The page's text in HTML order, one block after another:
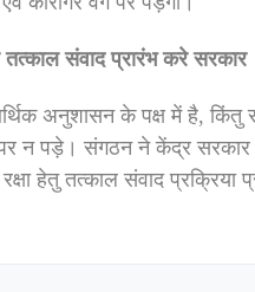
तत्काल संवाद प्रारंभ करे सरकार
अनुशासन के पक्ष में है, किंतु
पर न पड़े। संगठन ने केंद्र
हेतु तत्काल संवाद प्रक्रिया